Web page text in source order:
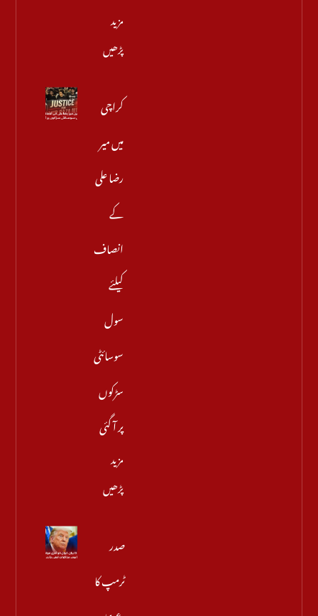
مزید
پڑھیں
کراچی
میں میر
رضا علی
کے
انصاف
کیلئے
سول
سوسائٹی
سڑکوں
پر آ گئی
مزید
پڑھیں
صدر
ٹرمپ کا